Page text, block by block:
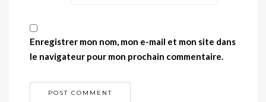
Enregistrer mon nom, mon e-mail et mon site dans
le navigateur pour mon prochain commentaire.